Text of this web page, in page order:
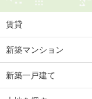
賃貸
新築マンション
新築一戸建て